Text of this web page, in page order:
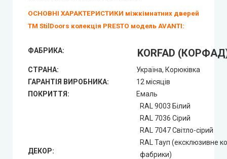
ОСНОВНІ ХАРАКТЕРИСТИКИ міжкімнатних дверей
ТМ StilDoors колекція PRESTO модель AVANTI:
ФАБРИКА: KORFAD
СТРАНА:
Україна, Корюківка
ГАРАНТІЯ ВИРОБНИКА:
12 місяців
ПОКРИТТЯ:
Емаль
ДЕКОР:
RAL 9003 Білий
RAL 7036 Сірий
RAL 7047 Світло-сірий
RAL Тауп (ексклюзивне
фабрики)